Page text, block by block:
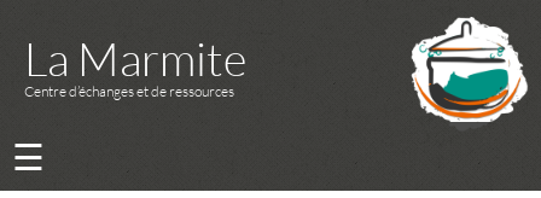
La Marmite
Centre d’échanges et de ressources
☰